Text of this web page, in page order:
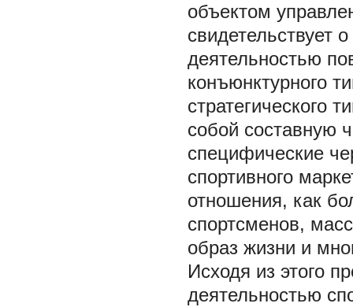
объектом
свидетельствует
деятельностью
конъюнктурного
стратегического
собой составную
специфические
спортивного
отношения, как
спортсменов,
образ жизни и
Исходя из этого
деятельностью